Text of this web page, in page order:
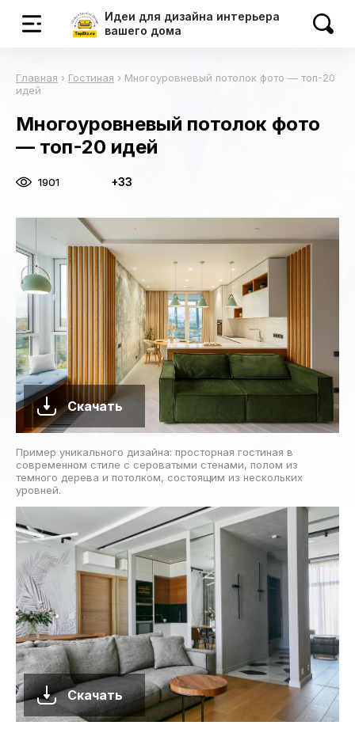
Идеи для дизайна интерьера
вашего дома
Главная › Гостиная › Многоуровневый потолок фото — топ-20
идей
Многоуровневый потолок фото
— топ-20 идей
1901 +33
Скачать
Пример уникального дизайна: просторная гостиная в
современном стиле с сероватыми стенами, полом из
темного дерева и потолком, состоящим из нескольких
уровней.
Скачать